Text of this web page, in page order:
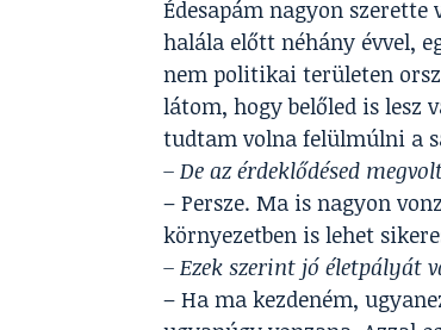
Édesapám nagyon
halála előtt néhány évvel,
nem politikai területen
látom, hogy belőled is lesz
tudtam volna felülmúlni a
– De az érdeklődésed
– Persze. Ma is nagyon
környezetben is lehet
– Ezek szerint jó életpályát
– Ha ma kezdeném,